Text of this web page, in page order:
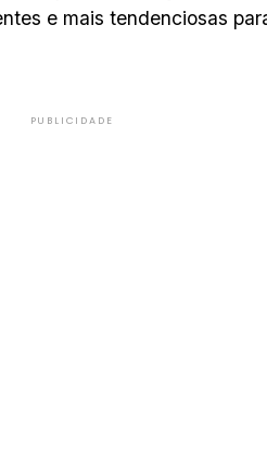
e mais tendenciosas
PUBLICIDADE